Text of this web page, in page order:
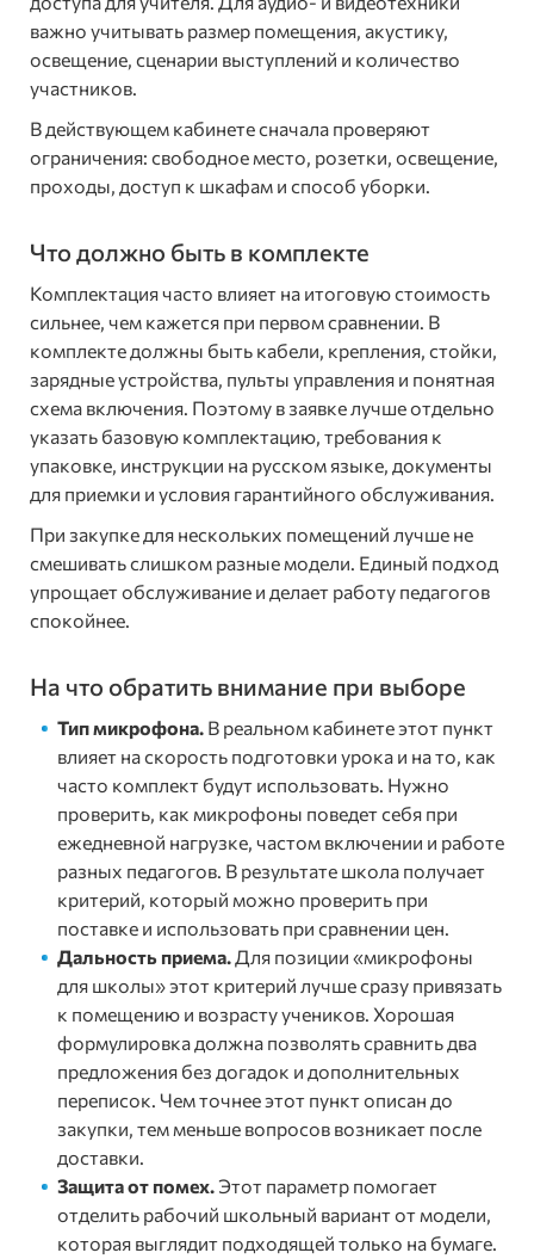
важно учитывать размер помещения, акустику,
освещение, сценарии выступлений и количество
участников.
В действующем кабинете сначала проверяют
ограничения: свободное место, розетки, освещение,
проходы, доступ к шкафам и способ уборки.
Что должно быть в комплекте
Комплектация часто влияет на итоговую стоимость
сильнее, чем кажется при первом сравнении. В
комплекте должны быть кабели, крепления, стойки,
зарядные устройства, пульты управления и понятная
схема включения. Поэтому в заявке лучше отдельно
указать базовую комплектацию, требования к
упаковке, инструкции на русском языке, документы
для приемки и условия гарантийного обслуживания.
При закупке для нескольких помещений лучше не
смешивать слишком разные модели. Единый подход
упрощает обслуживание и делает работу педагогов
спокойнее.
На что обратить внимание при выборе
Тип микрофона. В реальном кабинете этот пункт
влияет на скорость подготовки урока и на то, как
часто комплект будут использовать. Нужно
проверить, как микрофоны поведет себя при
ежедневной нагрузке, частом включении и работе
разных педагогов. В результате школа получает
критерий, который можно проверить при
поставке и использовать при сравнении цен.
Дальность приема.Для позиции «микрофоны
для школы» этот критерий лучше сразу привязать
к помещению и возрасту учеников. Хорошая
формулировка должна позволять сравнить два
предложения без догадок и дополнительных
переписок. Чем точнее этот пункт описан до
закупки, тем меньше вопросов возникает после
доставки.
Защита от помех.Этот параметр помогает
отделить рабочий школьный вариант от модели,
которая выглядит подходящей только на бумаге.